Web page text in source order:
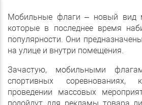
Мобильные флаги – новый вид
которые в последнее время
популярности. Они
на улице и внутри помещения.
Зачастую, мобильными
спортивных соревнованиях,
проведении массовых